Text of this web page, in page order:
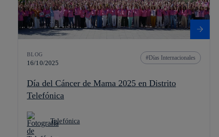
BLOG
16/10/2025
Días Internacionales
Día del Cáncer de Mama 2025 en Distrito
Telefónica
Telefónica